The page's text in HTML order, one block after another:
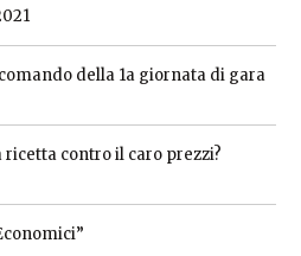
della 1a giornata di gara
contro il caro prezzi?